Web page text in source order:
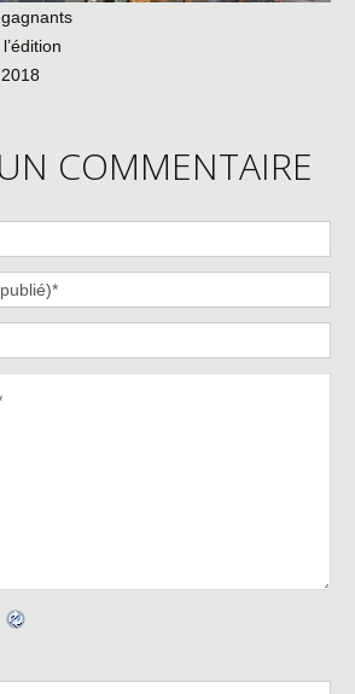
2018
COMMENTAIRE